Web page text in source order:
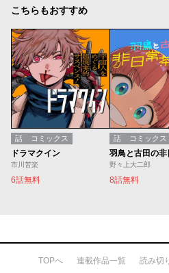
こちらもおすすめ
話 コミックス
ドラマクイン
市川苦楽
6話無料
話 コミックス
羽鳥と古田の
野々上大二郎
8話無料
TOPへ 連載作品一覧 読み切